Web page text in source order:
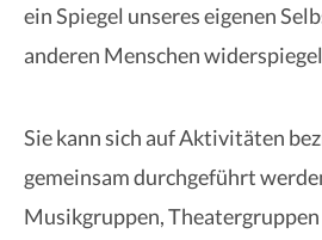
ein Spiegel unseres eigenen
anderen Menschen
Sie kann sich auf Aktivitäten
gemeinsam durchgeführt
Musikgruppen, Theatergruppen